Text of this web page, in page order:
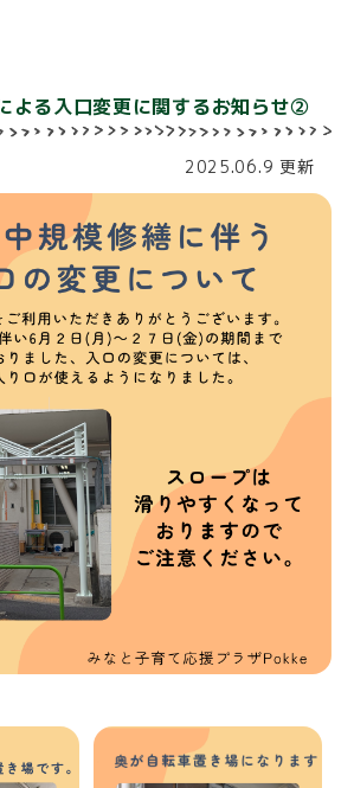
よる入口変更に関するお知らせ②
2025.06.9 更新